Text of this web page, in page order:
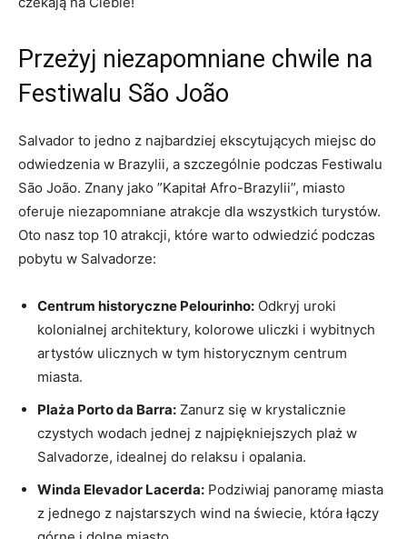
Przeżyj ⁢niezapomniane ⁣chwile ⁣na
Festiwalu São João
Salvador to jedno z⁤ najbardziej ⁤ekscytujących miejsc do
odwiedzenia w⁢ Brazylii, a szczególnie⁤ podczas Festiwalu
São João. Znany jako ⁣”Kapitał Afro-Brazylii”, miasto
oferuje niezapomniane atrakcje dla wszystkich turystów.
‌Oto nasz‌ top ‍10 atrakcji, które warto odwiedzić podczas
pobytu w Salvadorze:
Centrum historyczne Pelourinho: Odkryj⁣ uroki‍
kolonialnej architektury, ​kolorowe⁤ uliczki i wybitnych
artystów⁣ ulicznych w tym historycznym centrum
miasta.
Plaża Porto da Barra: Zanurz się w krystalicznie
czystych wodach jednej z najpiękniejszych plaż ​w
Salvadorze, idealnej do ​relaksu i opalania.
Winda‍ Elevador Lacerda: Podziwiaj panoramę miasta
z jednego z⁢ najstarszych wind na świecie, która łączy